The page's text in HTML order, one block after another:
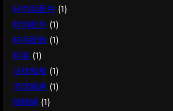
時尚與配件 (1)
時尚配件 (1)
時尚配飾 (1)
時裝 (1)
法律服務 (1)
清潔服務 (1)
物聯網 (1)